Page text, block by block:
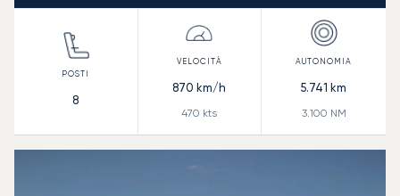
8
870 km/h
470 kts
5.741 km
3.100 NM